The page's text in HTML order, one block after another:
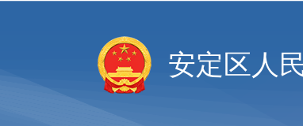
安定区人